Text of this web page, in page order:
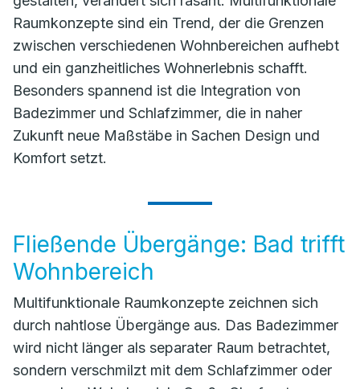
Raumkonzepte sind ein Trend, der die Grenzen
zwischen verschiedenen Wohnbereichen aufhebt
und ein ganzheitliches Wohnerlebnis schafft.
Besonders spannend ist die Integration von
Badezimmer und Schlafzimmer, die in naher
Zukunft neue Maßstäbe in Sachen Design und
Komfort setzt.
Fließende Übergänge: Bad trifft
Wohnbereich
Multifunktionale Raumkonzepte zeichnen sich
durch nahtlose Übergänge aus. Das Badezimmer
wird nicht länger als separater Raum betrachtet,
sondern verschmilzt mit dem Schlafzimmer oder